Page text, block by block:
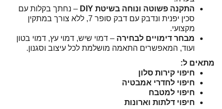
התקנה פשוטה ונוחה בשיטת DIY
– נחתך בקלות עם
סכין יפנית ונדבק עם דבק סופר 7, ללא צורך במתקין
מקצועי.
מבחר דימויים לבחירה – דמוי שיש, דמוי עץ, דמוי בטון
ועוד, המאפשרים התאמה מושלמת לכל עיצוב וסגנון.
מתאים ל:
חיפוי קירות סלון
חיפוי לחדרי אמבטיה
חיפוי למטבח
חיפוי דלתות וארונות